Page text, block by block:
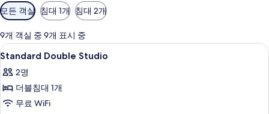
객
실
에
사
용
가
능
한
모든 객실 침대 1개 침대 2개
9개 객실 중 9개 표시 중
Standard
Double
Studio
사
진
객실 내 금고, 노트북 작업 공간, 방음
3
Standard Double Studio
2명
더블침대 1개
무료 WiFi